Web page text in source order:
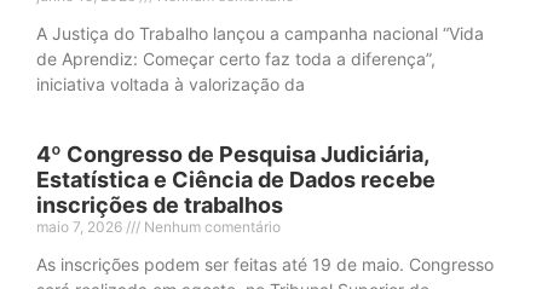
A Justiça do Trabalho lançou a campanha nacional “Vida
de Aprendiz: Começar certo faz toda a diferença”,
iniciativa voltada à valorização da
4º Congresso de Pesquisa Judiciária,
Estatística e Ciência de Dados recebe
inscrições de trabalhos
maio 7, 2026 Nenhum comentário
As inscrições podem ser feitas até 19 de maio. Congresso